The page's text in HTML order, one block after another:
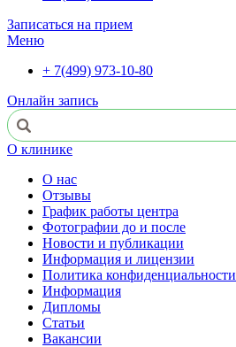
Записаться на прием
Меню
+ 7(499) 973-10-80
Онлайн запись
О клинике
О нас
Отзывы
График работы центра
Фотографии до и после
Новости и публикации
Информация и лицензии
Политика конфиденциальности
Информация
Дипломы
Статьи
Вакансии